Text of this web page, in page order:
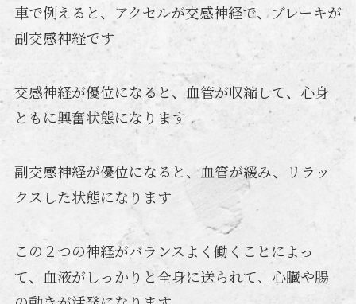
車で例えると、アクセルが交感神経で、ブレーキが
副交感神経です
交感神経が優位になると、血管が収縮して、心身
ともに興奮状態になります
副交感神経が優位になると、血管が緩み、リラッ
クスした状態になります
この２つの神経がバランスよく働くことによっ
て、血液がしっかりと全身に送られて、心臓や腸